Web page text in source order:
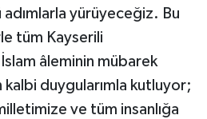
yürüyeceğiz. Bu
tüm Kayserili
İslam âleminin mübarek
kalbi duygularımla kutluyor;
ve tüm insanlığa